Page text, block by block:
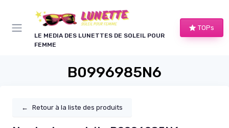
LE MEDIA DES LUNETTES DE SOLEIL POUR
FEMME
TOPs
B0996985N6
← Retour à la liste des produits